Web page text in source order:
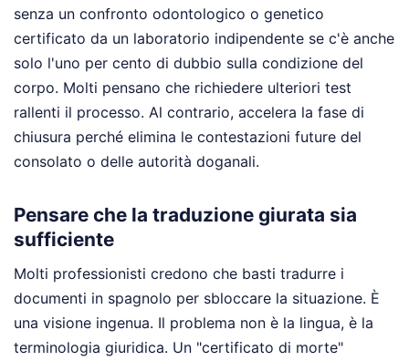
senza un confronto odontologico o genetico
certificato da un laboratorio indipendente se c'è anche
solo l'uno per cento di dubbio sulla condizione del
corpo. Molti pensano che richiedere ulteriori test
rallenti il processo. Al contrario, accelera la fase di
chiusura perché elimina le contestazioni future del
consolato o delle autorità doganali.
Pensare che la traduzione giurata sia
sufficiente
Molti professionisti credono che basti tradurre i
documenti in spagnolo per sbloccare la situazione. È
una visione ingenua. Il problema non è la lingua, è la
terminologia giuridica. Un "certificato di morte"